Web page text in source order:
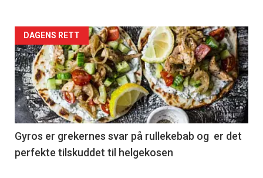
Forsiden
akkurat
nå
-
2
DAGENS RETT
Gyros er grekernes svar på rullekebab og er det
perfekte tilskuddet til helgekosen